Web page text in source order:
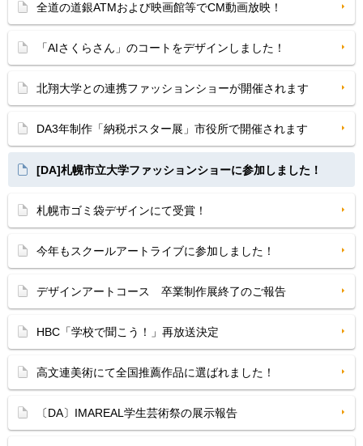
全道の道銀ATMおよび映画館等でCM動画放映！
「AIさくらさん」のコートをデザインしました！
北翔大学との連携ファッションショーが開催されます
DA3年制作「納税ポスター展」市役所で開催されます
[DA]札幌市立大学ファッションショーに参加しました！
札幌市ゴミ袋デザインにて受賞！
今年もスクールアートライブに参加しました！
デザインアートコース 卒業制作展終了のご報告
HBC「学校で聞こう！」再放送決定
高文連美術にて全国推薦作品に選ばれました！
〔DA〕IMAREAL学生芸術祭の展示報告